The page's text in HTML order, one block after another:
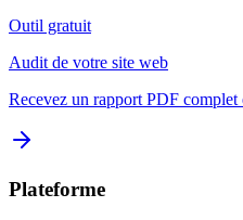
Outil gratuit
Audit de votre site web
Recevez un rapport PDF complet
Plateforme